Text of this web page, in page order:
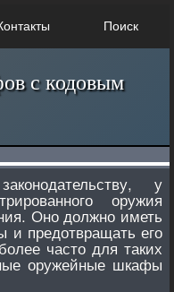
Поиск
с кодовым
у
оружия
Оно должно иметь
и предотвращать его
часто для таких
оружейные шкафы